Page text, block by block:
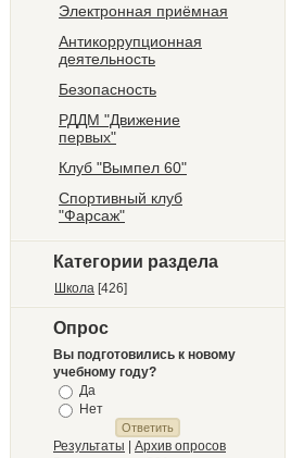
Электронная приёмная
Антикоррупционная
деятельность
Безопасность
РДДМ "Движение
первых"
Клуб "Вымпел 60"
Спортивный клуб
"Фарсаж"
Категории раздела
Школа [426]
Опрос
Вы подготовились к новому
учебному году?
Да
Нет
Результаты | Архив опросов